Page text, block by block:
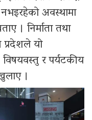
अवस्थामा
। निर्माता तथा
प्रदेशले यो
र पर्यटकीय
।